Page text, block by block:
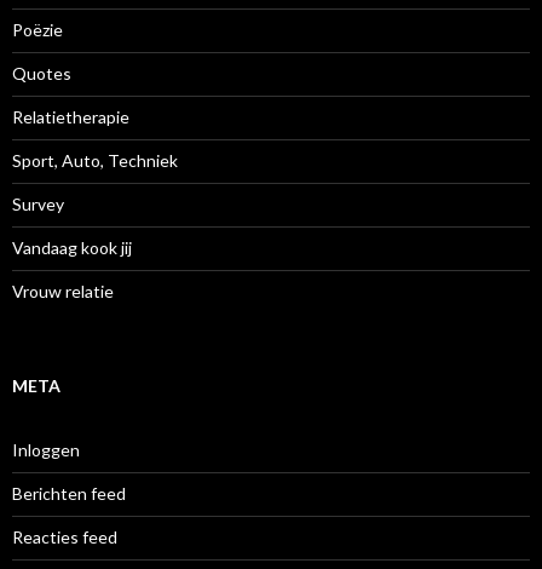
Poëzie
Quotes
Relatietherapie
Sport, Auto, Techniek
Survey
Vandaag kook jij
Vrouw relatie
META
Inloggen
Berichten feed
Reacties feed